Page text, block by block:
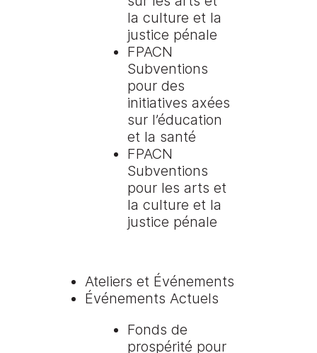
la culture et la
justice pénale
FPACN
Subventions
pour des
initiatives axées
sur l’éducation
et la santé
FPACN
Subventions
pour les arts et
la culture et la
justice pénale
Ateliers et Événements
Événements Actuels
Fonds de
prospérité pour